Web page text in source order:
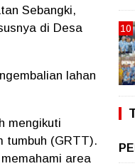
Sebangki,
di Desa
lahan
mengikuti
tumbuh (GRTT).
area